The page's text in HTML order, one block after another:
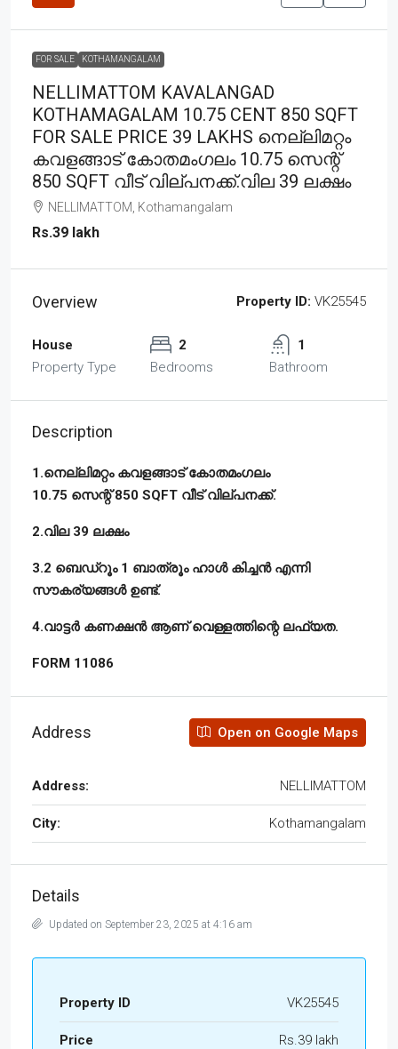
FOR SALE KOTHAMANGALAM
NELLIMATTOM KAVALANGAD
KOTHAMAGALAM 10.75 CENT 850 SQFT
FOR SALE PRICE 39 LAKHS നെല്ലിമറ്റം
കവളങ്ങാട് കോതമംഗലം 10.75 സെന്റ്
850 SQFT വീട് വില്പനക്ക്.വില 39 ലക്ഷം
NELLIMATTOM, Kothamangalam
Rs.39 lakh
Overview Property ID: VK25545
House
Property Type
2
Bedrooms
1
Bathroom
Description
1.നെല്ലിമറ്റം കവളങ്ങാട് കോതമംഗലം
10.75 സെന്റ് 850 SQFT വീട് വില്പനക്ക്.
2.വില 39 ലക്ഷം
3.2 ബെഡ്‌റൂം 1 ബാത്രൂം ഹാൾ കിച്ചൻ എന്നി
സൗകര്യങ്ങൾ ഉണ്ട്.
4.വാട്ടർ കണക്ഷൻ ആണ് വെള്ളത്തിന്റെ ലഫ്യത.
FORM 11086
Address Open on Google Maps
Address: NELLIMATTOM
City: Kothamangalam
Details
Updated on September 23, 2025 at 4:16 am
Property ID VK25545
Price Rs.39 lakh